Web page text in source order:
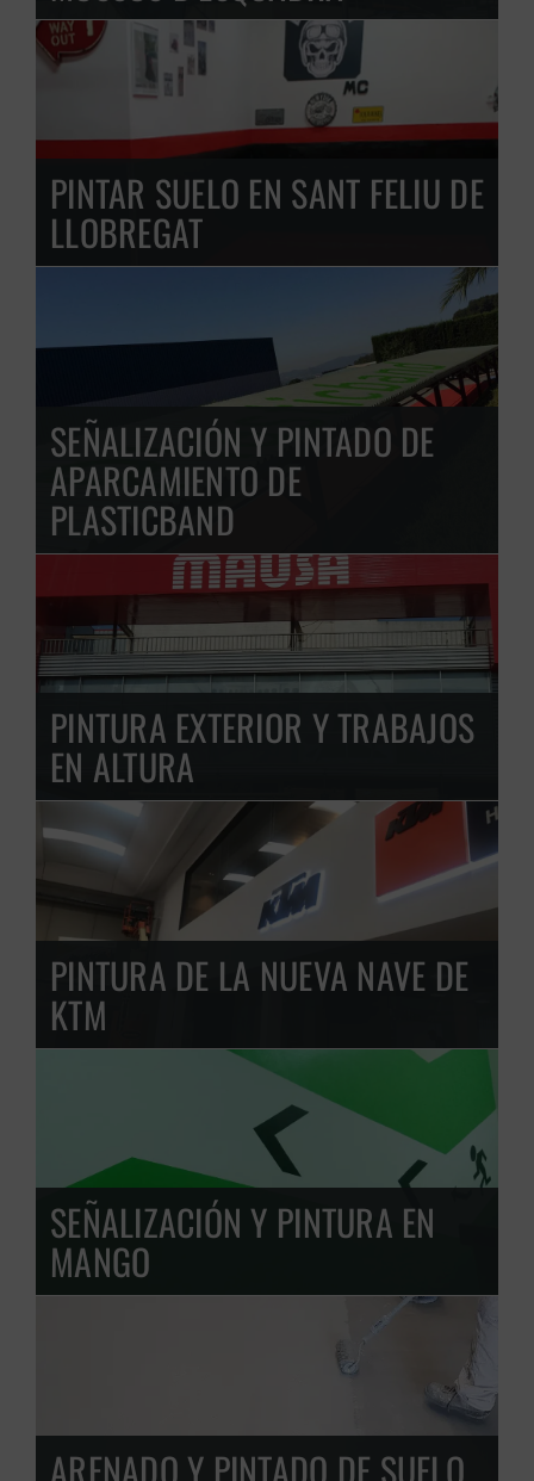
PINTAR SUELO EN SANT FELIU DE
LLOBREGAT
SEÑALIZACIÓN Y PINTADO DE
APARCAMIENTO DE
PLASTICBAND
PINTURA EXTERIOR Y TRABAJOS
EN ALTURA
PINTURA DE LA NUEVA NAVE DE
KTM
SEÑALIZACIÓN Y PINTURA EN
MANGO
ARENADO Y PINTADO DE SUELO